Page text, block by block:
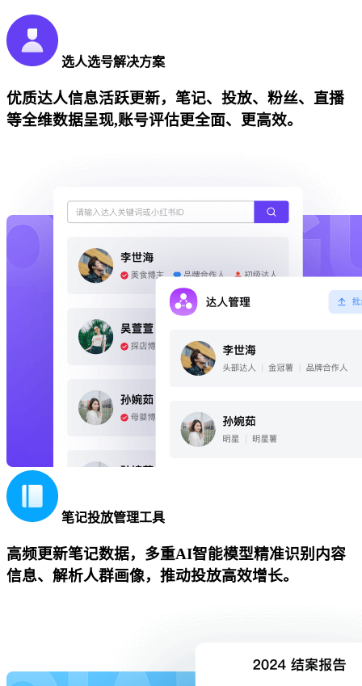
选人选号解决方案
优质达人信息活跃更新，笔记、投放、粉丝、直播
等全维数据呈现,账号评估更全面、更高效。
笔记投放管理工具
高频更新笔记数据，多重AI智能模型精准识别内容
信息、解析人群画像，推动投放高效增长。